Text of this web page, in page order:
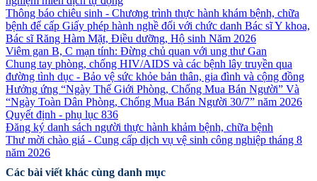
Thông báo chiêu sinh - Chương trình thực hành khám bệnh, chữa
bệnh để cấp Giấy phép hành nghề đối với chức danh Bác sĩ Y khoa,
Bác sĩ Răng Hàm Mặt, Điều dưỡng, Hộ sinh Năm 2026
Viêm gan B, C mạn tính: Đừng chủ quan với ung thư Gan
Chung tay phòng, chống HIV/AIDS và các bệnh lây truyền qua
đường tình dục - Bảo vệ sức khỏe bản thân, gia đình và cộng đồng
Hưởng ứng “Ngày Thế Giới Phòng, Chống Mua Bán Người” Và
“Ngày Toàn Dân Phòng, Chống Mua Bán Người 30/7” năm 2026
Quyết định - phụ lục 836
Đăng ký danh sách người thực hành khảm bệnh, chữa bệnh
Thư mời chào giá - Cung cấp dịch vụ vệ sinh công nghiệp tháng 8
năm 2026
Các bài viết khác cùng danh mục